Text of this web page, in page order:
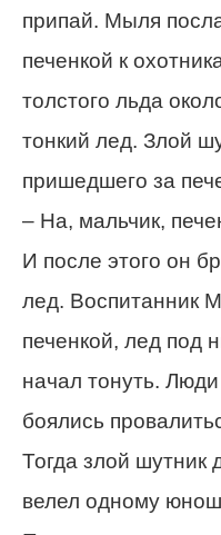
припай. Мыля
печенкой к
толстого льда
тонкий лед. Злой
пришедшего за
– На, мальчик,
И после этого он
лед. Воспитанник
печенкой, лед под
начал тонуть.
боялись
Тогда злой шутник
велел одному